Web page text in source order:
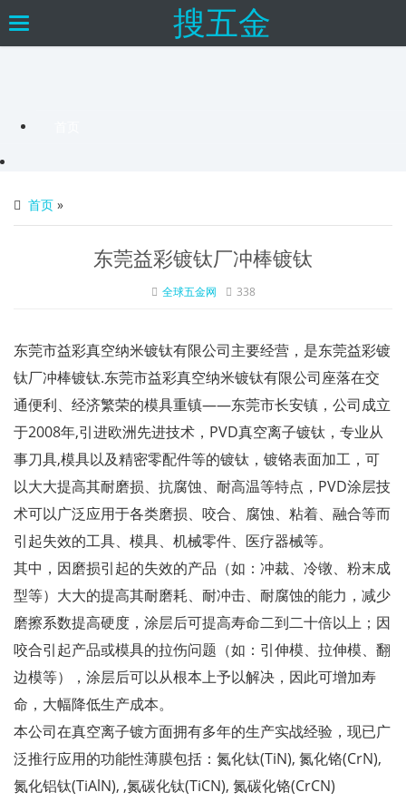
Toggle
搜五金
首页 »
东莞益彩镀钛厂冲棒镀钛
全球五金网 338
东莞市益彩真空纳米镀钛有限公司主要经营，是东莞益彩镀
钛厂冲棒镀钛.东莞市益彩真空纳米镀钛有限公司座落在交
通便利、经济繁荣的模具重镇――东莞市长安镇，公司成立
于2008年,引进欧洲先进技术，PVD真空离子镀钛，专业从
事刀具,模具以及精密零配件等的镀钛，镀铬表面加工，可
以大大提高其耐磨损、抗腐蚀、耐高温等特点，PVD涂层技
术可以广泛应用于各类磨损、咬合、腐蚀、粘着、融合等而
引起失效的工具、模具、机械零件、医疗器械等。
其中，因磨损引起的失效的产品（如：冲裁、冷镦、粉末成
型等）大大的提高其耐磨耗、耐冲击、耐腐蚀的能力，减少
磨擦系数提高硬度，涂层后可提高寿命二到二十倍以上；因
咬合引起产品或模具的拉伤问题（如：引伸模、拉伸模、翻
边模等），涂层后可以从根本上予以解决，因此可增加寿
命，大幅降低生产成本。
本公司在真空离子镀方面拥有多年的生产实战经验，现已广
泛推行应用的功能性薄膜包括：氮化钛(TiN), 氮化铬(CrN),
氮化铝钛(TiAlN), ,氮碳化钛(TiCN), 氮碳化铬(CrCN)